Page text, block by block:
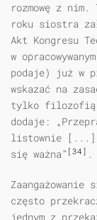
rozmowę z
roku siostra
Akt Kongresu
w
podaje) już w
wskazać na
tylko filozofią i
dodaje:
listownie [...]
się ważna” [34] .
często
jednym z